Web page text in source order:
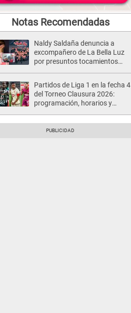
Notas Recomendadas
Naldy Saldaña denuncia a
excompañero de La Bella Luz
por presuntos tocamientos
Partidos de Liga 1 en la fecha 4
del Torneo Clausura 2026:
programación, horarios y